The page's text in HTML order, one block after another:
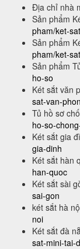
Địa chỉ nhà
Sản phẩm
pham/ket-
Sản phẩm
pham/ket-
Sản phẩm
ho-so
Két sắt văn
sat-van-
Tủ hồ sơ
ho-so-
Két sắt gia
gia-dinh
Két sắt hàn
han-quoc
Két sắt sài
sai-gon
két sắt hà
noi
Két sắt đà
sat-mini-tai-